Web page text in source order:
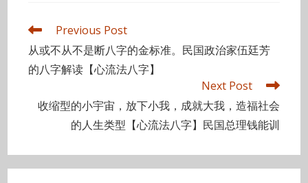
Read
more
articles
Previous Post
从或不从不是断八字的金标准。民国政治家伍廷芳
的八字解读【心流法八字】
Next Post
收缩型的小宇宙，放下小我，成就大我，造福社会
的人生类型【心流法八字】民国总理钱能训